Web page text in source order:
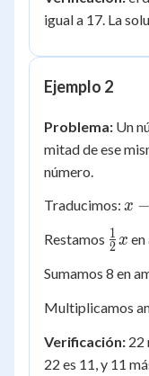
igual a 17. La
Ejemplo 2
Problema: Un
mitad de ese
número.
Traducimos: x -
x −
Restamos 2
1 x en
Sumamos 8 en
Multiplicamos
Verificación: 22
22 es 11, y 11